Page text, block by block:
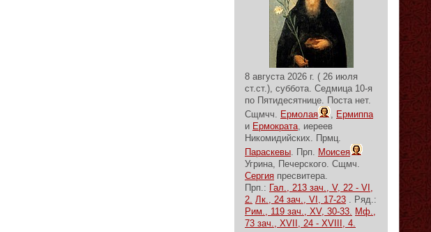
8 августа 2026 г. ( 26 июля
ст.ст.), суббота. Седмица 10-я
по Пятидесятнице. Поста нет.
Сщмчч. Ермолая , Ермиппа
и Ермократа, иереев
Никомидийских. Прмц.
Параскевы. Прп. Моисея
Угрина, Печерского. Сщмч.
Сергия пресвитера.
Прп.: Гал., 213 зач., V, 22 - VI,
2. Лк., 24 зач., VI, 17-23 . Ряд.:
Рим., 119 зач., XV, 30-33. Мф.,
73 зач., XVII, 24 - XVIII, 4.